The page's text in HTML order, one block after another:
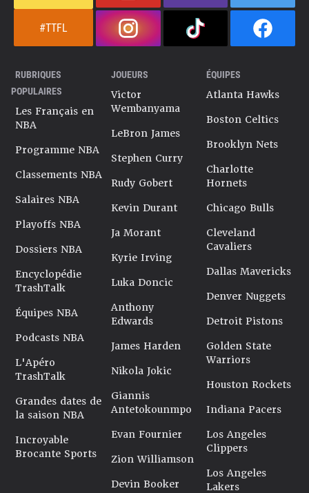
#TTFL
RUBRIQUES
POPULAIRES
Les Français en
NBA
Programme NBA
Classements NBA
Salaires NBA
Playoffs NBA
Dossiers NBA
Encyclopédie
TrashTalk
Équipes NBA
Podcasts NBA
L'Apéro
TrashTalk
Grandes dates de
la saison NBA
Incroyable
Brocante Sports
JOUEURS
Victor
Wembanyama
LeBron James
Stephen Curry
Rudy Gobert
Kevin Durant
Ja Morant
Kyrie Irving
Luka Doncic
Anthony
Edwards
James Harden
Nikola Jokic
Giannis
Antetokounmpo
Evan Fournier
Zion Williamson
Devin Booker
ÉQUIPES
Atlanta Hawks
Boston Celtics
Brooklyn Nets
Charlotte
Hornets
Chicago Bulls
Cleveland
Cavaliers
Dallas Mavericks
Denver Nuggets
Detroit Pistons
Golden State
Warriors
Houston Rockets
Indiana Pacers
Los Angeles
Clippers
Los Angeles
Lakers